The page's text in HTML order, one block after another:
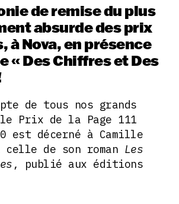
de remise du plus
absurde des prix
à Nova, en présence
« Des Chiffres et Des
de tous nos grands
Prix de la Page 111
est décerné à Camille
celle de son roman Les
, publié aux éditions